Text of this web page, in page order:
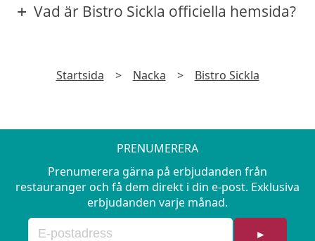
Vad är Bistro Sickla officiella hemsida?
Startsida > Nacka > Bistro Sickla
PRENUMERERA
Prenumerera gärna på erbjudanden från
restauranger och få dem direkt i din e-post. Exklusiva
erbjudanden varje månad.
►